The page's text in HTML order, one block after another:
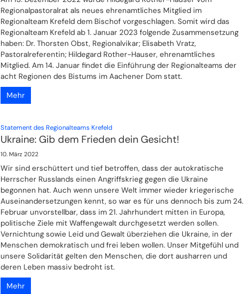
Regionalpastoralrat als neues ehrenamtliches Mitglied im
Regionalteam Krefeld dem Bischof vorgeschlagen. Somit wird das
Regionalteam Krefeld ab 1. Januar 2023 folgende Zusammensetzung
haben: Dr. Thorsten Obst, Regionalvikar; Elisabeth Vratz,
Pastoralreferentin; Hildegard Rother-Hauser, ehrenamtliches
Mitglied. Am 14. Januar findet die Einführung der Regionalteams der
acht Regionen des Bistums im Aachener Dom statt.
Mehr
Statement des Regionalteams Krefeld:
Ukraine: Gib dem Frieden dein Gesicht!
10. März 2022
Wir sind erschüttert und tief betroffen, dass der autokratische
Herrscher Russlands einen Angriffskrieg gegen die Ukraine
begonnen hat. Auch wenn unsere Welt immer wieder kriegerische
Auseinandersetzungen kennt, so war es für uns dennoch bis zum 24.
Februar unvorstellbar, dass im 21. Jahrhundert mitten in Europa,
politische Ziele mit Waffengewalt durchgesetzt werden sollen.
Vernichtung sowie Leid und Gewalt überziehen die Ukraine, in der
Menschen demokratisch und frei leben wollen. Unser Mitgefühl und
unsere Solidarität gelten den Menschen, die dort ausharren und
deren Leben massiv bedroht ist.
Mehr